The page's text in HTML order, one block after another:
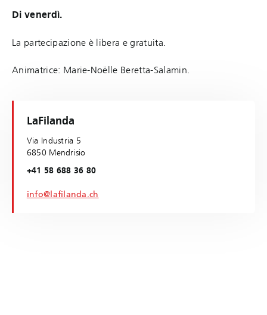
Di venerdì.
La partecipazione è libera e gratuita.
Animatrice: Marie-Noëlle Beretta-Salamin.
LaFilanda
Via Industria 5
6850 Mendrisio
+41 58 688 36 80
info@lafilanda.ch